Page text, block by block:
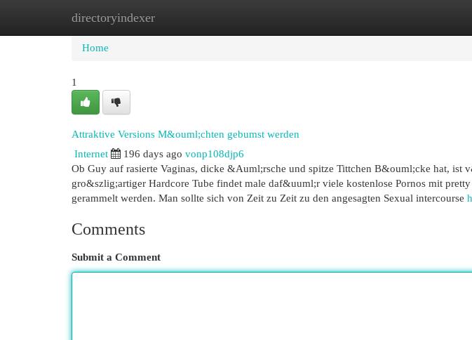
directoryindexer
Home New Site Listings
Home
1
Attraktive Versions M&ouml;chten gebumst werden
Internet 196 days ago vonp108djp6
Ob Guy auf rasierte Vaginas, dicke &Auml;rsche und spitze Tittchen B&ouml;cke hat, ist
gro&szlig;artiger Hardcore Tube findet male daf&uuml;r viele kostenlose Pornos mit
gerammelt werden. Man sollte sich von Zeit zu Zeit zu den angesagten Sexual intercourse
Comments
Submit a Comment